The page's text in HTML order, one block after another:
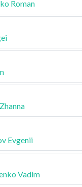
Roman
Evgenii
Vadim